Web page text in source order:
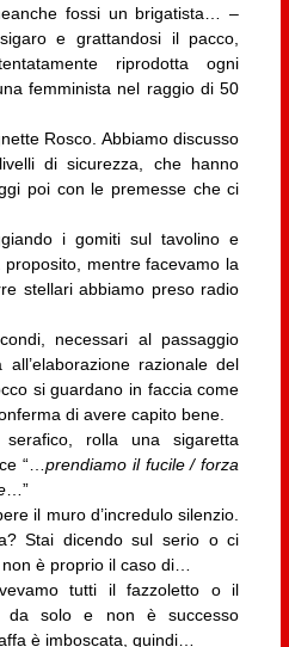
fossi un brigatista… –
e grattandosi il pacco,
riprodotta ogni
femminista nel raggio di 50
Rosco. Abbiamo discusso
di sicurezza, che hanno
poi con le premesse che ci
i gomiti sul tavolino e
mentre facevamo la
stellari abbiamo preso radio
necessari al passaggio
razionale del
si guardano in faccia come
di avere capito bene.
serafico, rolla una sigaretta
“…prendiamo il fucile / forza
…”
il muro d’incredulo silenzio.
Stai dicendo sul serio o ci
è proprio il caso di…
tutti il fazzoletto o il
da solo e non è successo
è imboscata, quindi…